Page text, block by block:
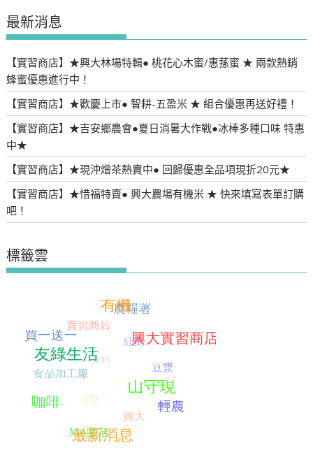
最新消息
【實習商店】★興大林場特輯● 桃花心木蜜/惠蓀蜜 ★ 兩款熱銷
蜂蜜優惠進行中！
【實習商店】★歡慶上市● 智耕-五盈米 ★ 組合優惠再送好禮！
【實習商店】★吉安鄉農會●夏日消暑大作戰●冰棒多種口味 特惠
中★
【實習商店】★現沖熷茶熱賣中● 回歸優惠全品項現折20元★
【實習商店】★惜福特賣● 興大農場有機米 ★ 快來填寫表單訂購
吧！
標籤雲